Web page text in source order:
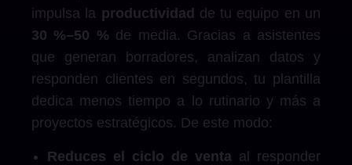
impulsa la productividad de tu equipo en un
30 %–50 % de media. Gracias a asistentes
que generan borradores, analizan datos y
responden clientes en segundos, tu plantilla
dedica menos tiempo a lo rutinario y más a
proyectos estratégicos. De este modo:
Reduces el ciclo de venta al responder